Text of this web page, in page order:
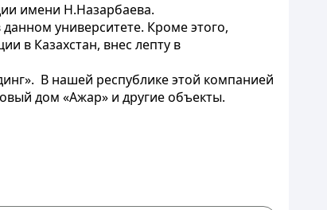
имени Н.Назарбаева.
университете. Кроме этого,
в Казахстан, внес лепту в
В нашей республике этой компанией
дом «Ажар» и другие объекты.